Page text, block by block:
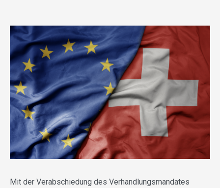
Mit der Verabschiedung des Verhandlungsmandates